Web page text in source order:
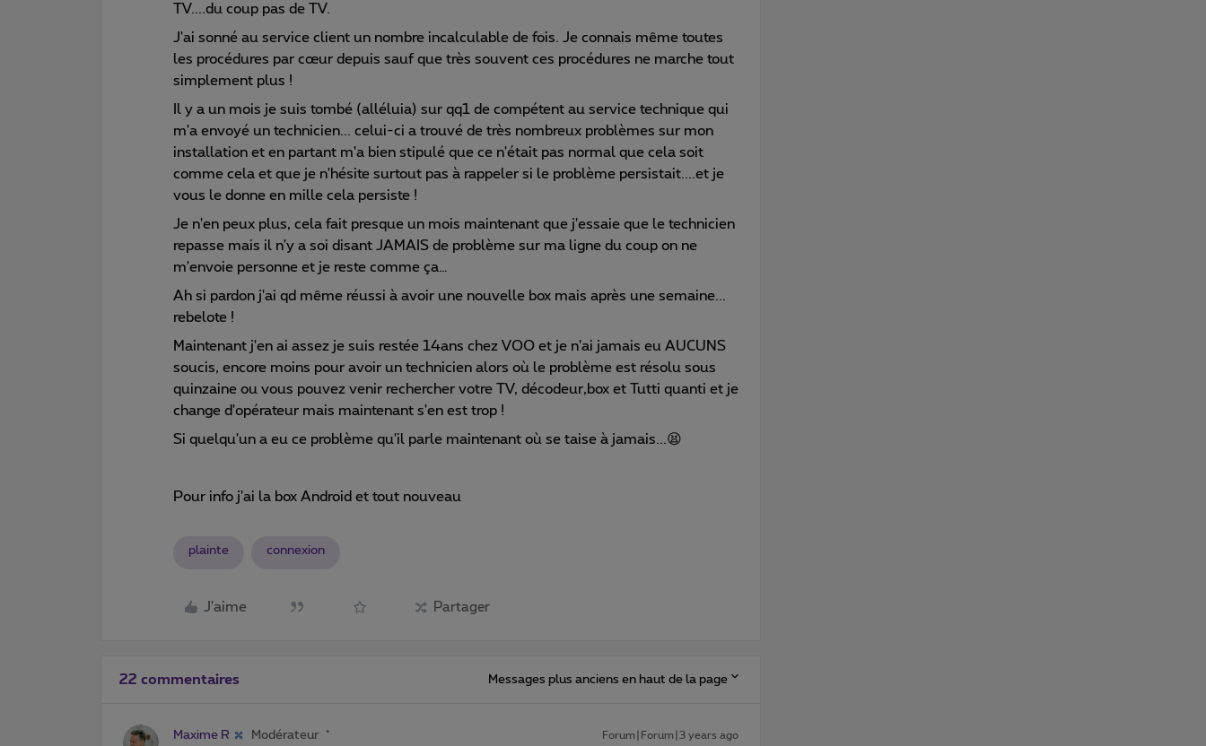
TV....du coup pas de TV.
J'ai sonné au service client un nombre incalculable de fois. Je connais même toutes
les procédures par cœur depuis sauf que très souvent ces procédures ne marche tout
simplement plus !
Il y a un mois je suis tombé (alléluia) sur qq1 de compétent au service technique qui
m'a envoyé un technicien... celui-ci a trouvé de très nombreux problèmes sur mon
installation et en partant m'a bien stipulé que ce n'était pas normal que cela soit
comme cela et que je n'hésite surtout pas à rappeler si le problème persistait....et je
vous le donne en mille cela persiste !
Je n'en peux plus, cela fait presque un mois maintenant que j'essaie que le technicien
repasse mais il n'y a soi disant JAMAIS de problème sur ma ligne du coup on ne
m'envoie personne et je reste comme ça…
Ah si pardon j'ai qd même réussi à avoir une nouvelle box mais après une semaine...
rebelote !
Maintenant j'en ai assez je suis restée 14ans chez VOO et je n'ai jamais eu AUCUNS
soucis, encore moins pour avoir un technicien alors où le problème est résolu sous
quinzaine ou vous pouvez venir rechercher votre TV, décodeur,box et Tutti quanti et je
change d'opérateur mais maintenant s'en est trop !
Si quelqu'un a eu ce problème qu'il parle maintenant où se taise à jamais...😫
Pour info j'ai la box Android et tout nouveau
plainte connexion
J'aime Partager
22 commentaires Messages plus anciens en haut de la page
Maxime R Modérateur Forum|Forum|3 years ago